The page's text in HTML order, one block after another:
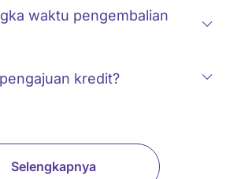
waktu pengembalian
kredit?
Selengkapnya